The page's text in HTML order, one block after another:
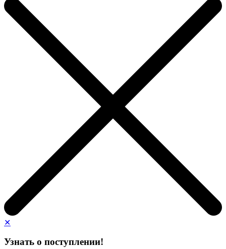
✕
Узнать о поступлении!